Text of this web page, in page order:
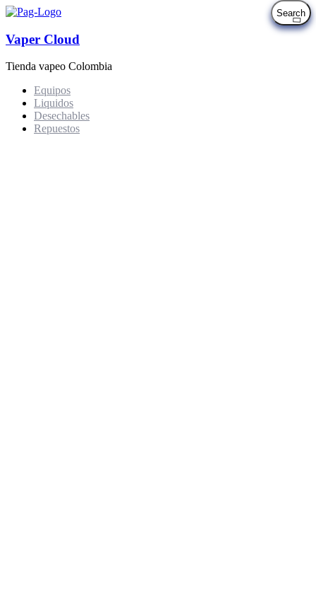
Vaper Cloud
Tienda vapeo Colombia
Equipos
Liquidos
Desechables
Repuestos